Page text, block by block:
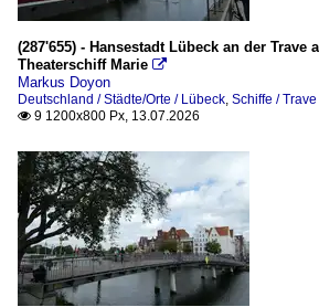
(287'655) - Hansestadt Lübeck an der Trave
Theaterschiff Marie 
Markus Doyon
Deutschland / Städte/Orte / Lübeck, Schiffe /
 9 1200x800 Px, 13.07.2026